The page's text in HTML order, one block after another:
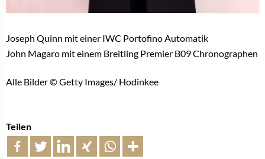
Joseph Quinn mit einer IWC Portofino Automatik
John Magaro mit einem Breitling Premier B09 Chronographen
Alle Bilder © Getty Images/ Hodinkee
Teilen